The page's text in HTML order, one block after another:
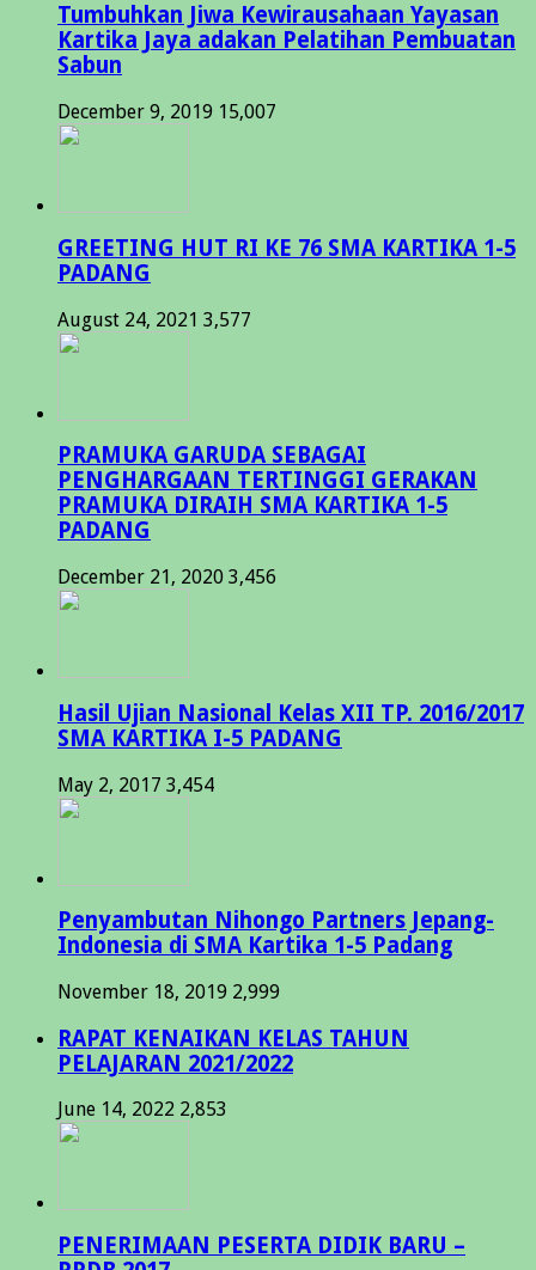
Tumbuhkan Jiwa Kewirausahaan Yayasan
Kartika Jaya adakan Pelatihan Pembuatan
Sabun
December 9, 2019 15,007
GREETING HUT RI KE 76 SMA KARTIKA 1-5
PADANG
August 24, 2021 3,577
PRAMUKA GARUDA SEBAGAI
PENGHARGAAN TERTINGGI GERAKAN
PRAMUKA DIRAIH SMA KARTIKA 1-5
PADANG
December 21, 2020 3,456
Hasil Ujian Nasional Kelas XII TP. 2016/2017
SMA KARTIKA I-5 PADANG
May 2, 2017 3,454
Penyambutan Nihongo Partners Jepang-
Indonesia di SMA Kartika 1-5 Padang
November 18, 2019 2,999
RAPAT KENAIKAN KELAS TAHUN
PELAJARAN 2021/2022
June 14, 2022 2,853
PENERIMAAN PESERTA DIDIK BARU –